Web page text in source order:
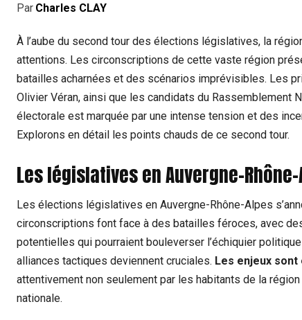
Par Charles CLAY
À l’aube du second tour des élections législatives, la
attentions. Les circonscriptions de cette vaste région
batailles acharnées et des scénarios imprévisibles. Les
Olivier Véran, ainsi que les candidats du Rassemblement
électorale est marquée par une intense tension et des
Explorons en détail les points chauds de ce second tour.
Les législatives en Auvergne-
Les élections législatives en Auvergne-Rhône-Alpes
circonscriptions font face à des batailles féroces, avec
potentielles qui pourraient bouleverser l’échiquier
alliances tactiques deviennent cruciales. Les enjeux sont
attentivement non seulement par les habitants de la
nationale.